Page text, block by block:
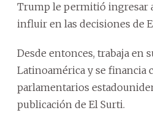
Trump le permitió ingresar a
influir en las decisiones de
Desde entonces, trabaja en
Latinoamérica y se financia
parlamentarios
publicación de El Surti.